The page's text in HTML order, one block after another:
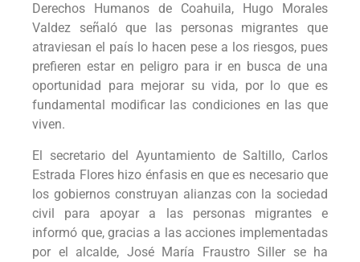
Derechos Humanos de Coahuila, Hugo Morales
Valdez señaló que las personas migrantes que
atraviesan el país lo hacen pese a los riesgos, pues
prefieren estar en peligro para ir en busca de una
oportunidad para mejorar su vida, por lo que es
fundamental modificar las condiciones en las que
viven.
El secretario del Ayuntamiento de Saltillo, Carlos
Estrada Flores hizo énfasis en que es necesario que
los gobiernos construyan alianzas con la sociedad
civil para apoyar a las personas migrantes e
informó que, gracias a las acciones implementadas
por el alcalde, José María Fraustro Siller se ha